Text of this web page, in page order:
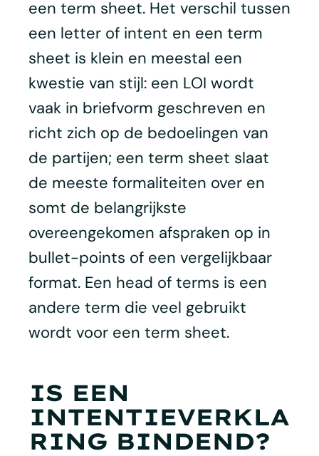
een term sheet. Het verschil tussen
een letter of intent en een term
sheet is klein en meestal een
kwestie van stijl: een LOI wordt
vaak in briefvorm geschreven en
richt zich op de bedoelingen van
de partijen; een term sheet slaat
de meeste formaliteiten over en
somt de belangrijkste
overeengekomen afspraken op in
bullet-points of een vergelijkbaar
format. Een head of terms is een
andere term die veel gebruikt
wordt voor een term sheet.
IS EEN
INTENTIEVERKLA
RING BINDEND?